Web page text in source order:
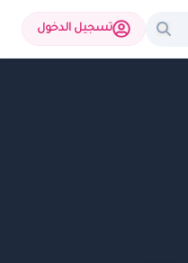
تسجيل الدخول